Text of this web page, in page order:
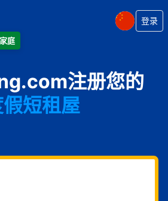
庭
登录
注册您的
公寓
酒店
短租屋
早餐旅馆